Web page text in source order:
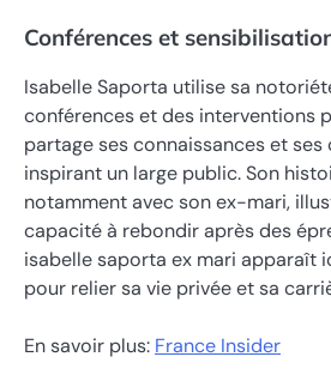
Conférences et
Isabelle Saporta utilise sa
conférences et des interventions
partage ses connaissances et
inspirant un large public. Son
notamment avec son ex-mari,
capacité à rebondir après des
isabelle saporta ex mari apparaît
pour relier sa vie privée et sa
En savoir plus: France Insider